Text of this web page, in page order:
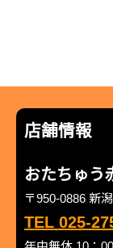
店舗情報
おたちゅう
〒950-0886 新
TEL 025-